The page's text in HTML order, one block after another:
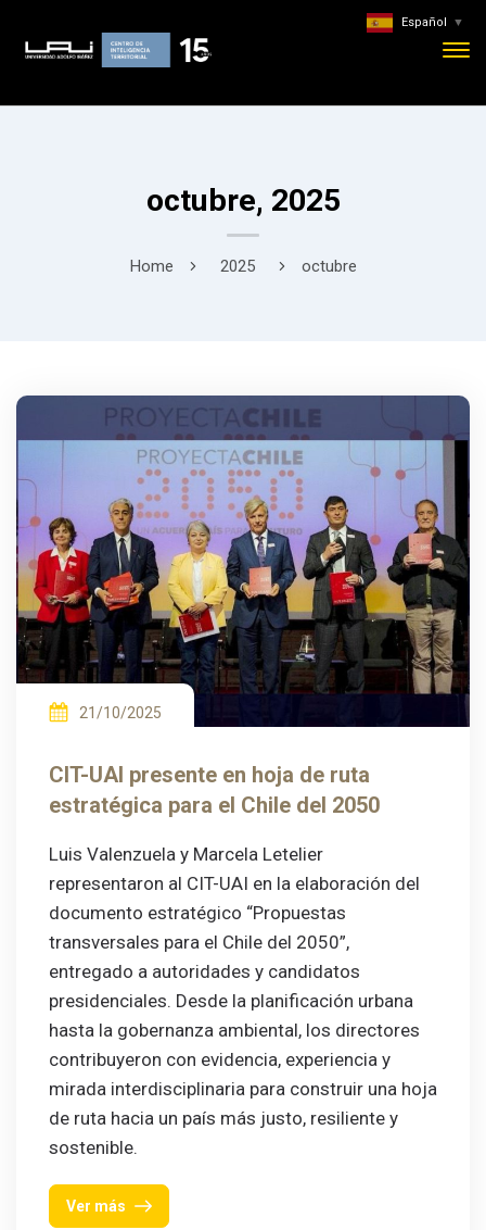
octubre, 2025
Home 2025 octubre
21/10/2025
CIT-UAI presente en hoja de ruta
estratégica para el Chile del 2050
Luis Valenzuela y Marcela Letelier
representaron al CIT-UAI en la elaboración del
documento estratégico “Propuestas
transversales para el Chile del 2050”,
entregado a autoridades y candidatos
presidenciales. Desde la planificación urbana
hasta la gobernanza ambiental, los directores
contribuyeron con evidencia, experiencia y
mirada interdisciplinaria para construir una hoja
de ruta hacia un país más justo, resiliente y
sostenible.
Ver más
Español ▼